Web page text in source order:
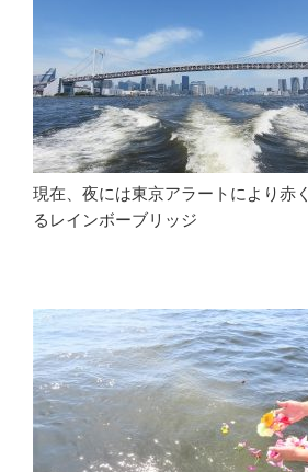
現在、夜には東京アラートにより赤
るレインボーブリッジ